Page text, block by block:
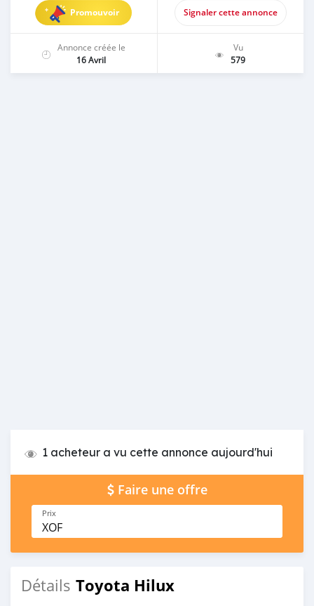
Promouvoir Signaler cette annonce
Annonce créée le
16 Avril
Vu
579
1 acheteur a vu cette annonce aujourd'hui
Faire une offre
Prix
XOF
Détails Toyota Hilux